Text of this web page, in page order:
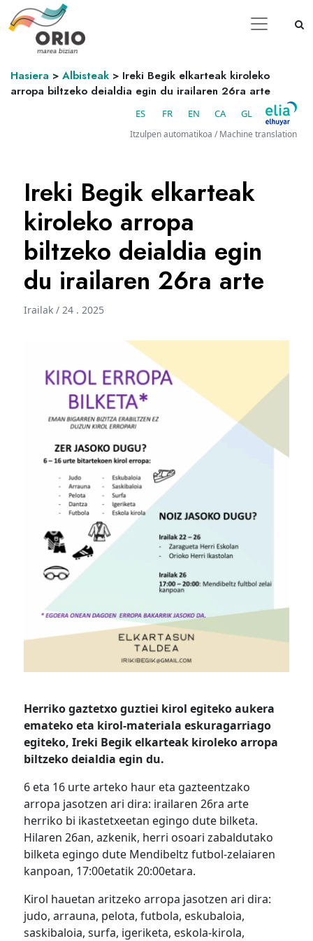
Hasiera > Albisteak > Ireki Begik elkarteak kiroleko
arropa biltzeko deialdia egin du irailaren 26ra arte
ES FR EN CA GL
Itzulpen automatikoa / Machine translation
Ireki Begik elkarteak
kiroleko arropa
biltzeko deialdia egin
du irailaren 26ra arte
Irailak / 24 . 2025
Herriko gaztetxo guztiei kirol egiteko aukera
emateko eta kirol-materiala eskuragarriago
egiteko, Ireki Begik elkarteak kiroleko arropa
biltzeko deialdia egin du.
6 eta 16 urte arteko haur eta gazteentzako
arropa jasotzen ari dira: irailaren 26ra arte
herriko bi ikastetxeetan egingo dute bilketa.
Hilaren 26an, azkenik, herri osoari zabaldutako
bilketa egingo dute Mendibeltz futbol-zelaiaren
kanpoan, 17:00etatik 20:00etara.
Kirol hauetan aritzeko arropa jasotzen ari dira:
judo, arrauna, pelota, futbola, eskubaloia,
saskibaloia, surfa, igeriketa, eskola-kirola,